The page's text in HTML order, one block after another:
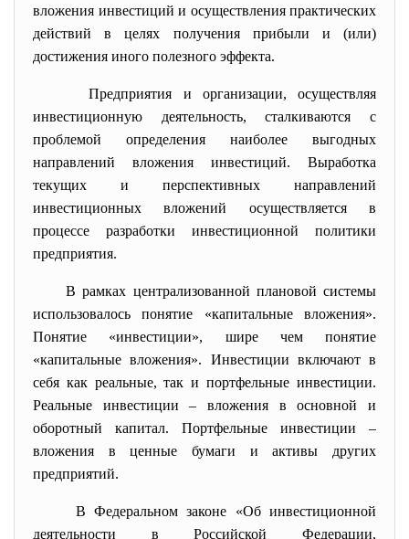
вложения инвестиций и осуществления практических
действий в целях получения прибыли и (или)
достижения иного полезного эффекта.
Предприятия и организации, осуществляя
инвестиционную деятельность, сталкиваются с
проблемой определения наиболее выгодных
направлений вложения инвестиций. Выработка
текущих и перспективных направлений
инвестиционных вложений осуществляется в
процессе разработки инвестиционной политики
предприятия.
В рамках централизованной плановой системы
использовалось понятие «капитальные вложения».
Понятие «инвестиции», шире чем понятие
«капитальные вложения». Инвестиции включают в
себя как реальные, так и портфельные инвестиции.
Реальные инвестиции – вложения в основной и
оборотный капитал. Портфельные инвестиции –
вложения в ценные бумаги и активы других
предприятий.
В Федеральном законе «Об инвестиционной
деятельности в Российской Федерации,